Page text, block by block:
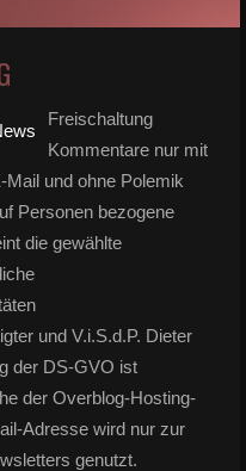
Freischaltung
Kommentare nur mit
und ohne Polemik
Personen bezogene
die gewählte
und V.i.S.d.P. Dieter
der DS-GVO ist
der Overblog-Hosting-
Adresse wird nur zur
genutzt.